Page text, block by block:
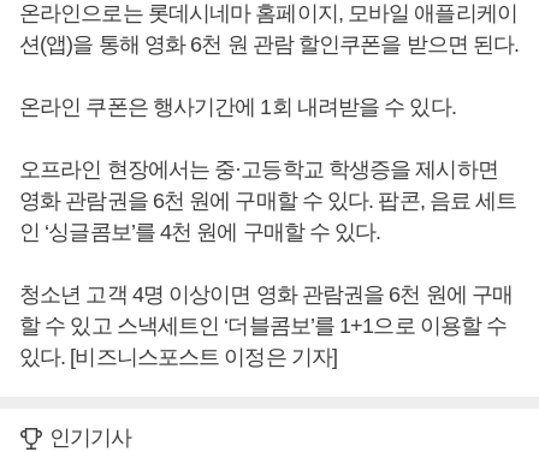
온라인으로는 롯데시네마 홈페이지, 모바일 애플리케이
션(앱)을 통해 영화 6천 원 관람 할인쿠폰을 받으면 된다.
온라인 쿠폰은 행사기간에 1회 내려받을 수 있다.
오프라인 현장에서는 중·고등학교 학생증을 제시하면
영화 관람권을 6천 원에 구매할 수 있다. 팝콘, 음료 세트
인 ‘싱글콤보’를 4천 원에 구매할 수 있다.
청소년 고객 4명 이상이면 영화 관람권을 6천 원에 구매
할 수 있고 스낵세트인 ‘더블콤보’를 1+1으로 이용할 수
있다. [비즈니스포스트 이정은 기자]
인기기사